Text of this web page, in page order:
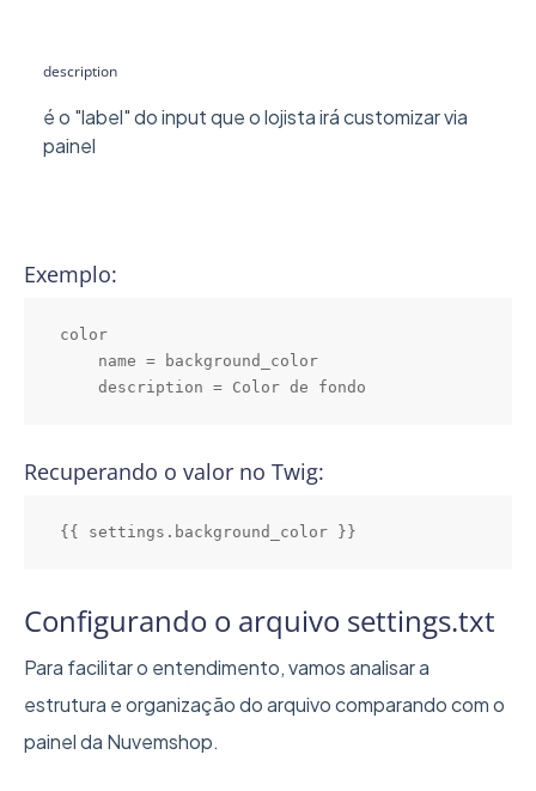
description
é o "label" do input que o lojista irá customizar via
painel
Exemplo:
color
    description = Color de fondo
Recuperando o valor no Twig:
{{ settings.background_color }}
Configurando o arquivo settings.txt
Para facilitar o entendimento, vamos analisar a
estrutura e organização do arquivo comparando com o
painel da Nuvemshop.